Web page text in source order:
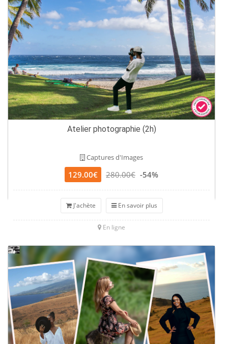
Atelier photographie (2h)
Captures d'Images
129.00€ 280.00€ -54%
J'achète En savoir plus
En ligne